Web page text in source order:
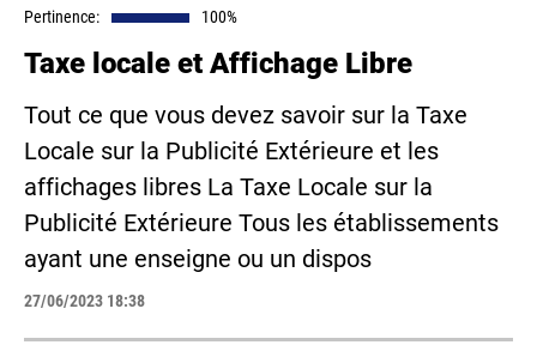
Pertinence: 100%
Taxe locale et Affichage Libre
Tout ce que vous devez savoir sur la Taxe
Locale sur la Publicité Extérieure et les
affichages libres La Taxe Locale sur la
Publicité Extérieure Tous les établissements
ayant une enseigne ou un dispos
27/06/2023 18:38